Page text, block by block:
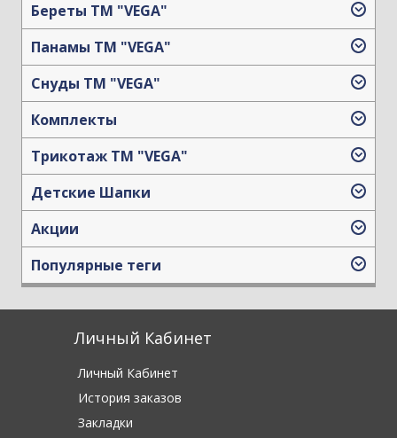
Береты TM "VEGA"
Панамы TM "VEGA"
Снуды ТМ "VEGA"
Комплекты
Трикотаж TM "VEGA"
Детские Шапки
Акции
Популярные теги
Личный Кабинет
Личный Кабинет
История заказов
Закладки